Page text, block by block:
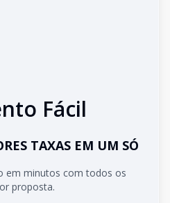
Fácil
TAXAS EM UM SÓ
em minutos com todos os
proposta.